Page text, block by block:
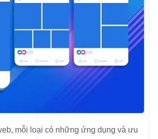
mỗi loại có những ứng dụng và ưu